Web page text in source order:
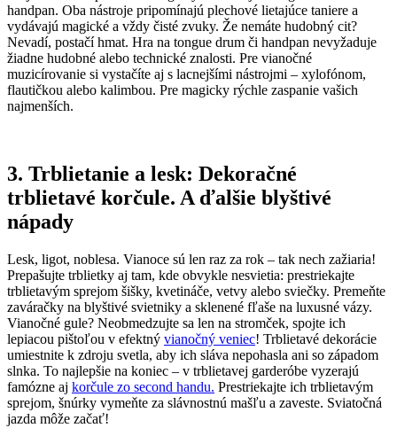
handpan. Oba nástroje pripomínajú plechové lietajúce taniere a
vydávajú magické a vždy čisté zvuky. Že nemáte hudobný cit?
Nevadí, postačí hmat. Hra na tongue drum či handpan nevyžaduje
žiadne hudobné alebo technické znalosti. Pre vianočné
muzicírovanie si vystačíte aj s lacnejšími nástrojmi – xylofónom,
flautičkou alebo kalimbou. Pre magicky rýchle zaspanie vašich
najmenších.
3. Trblietanie a lesk: Dekoračné
trblietavé korčule. A ďalšie blyštivé
nápady
Lesk, ligot, noblesa. Vianoce sú len raz za rok – tak nech zažiaria!
Prepašujte trblietky aj tam, kde obvykle nesvietia: prestriekajte
trblietavým sprejom šišky, kvetináče, vetvy alebo sviečky. Premeňte
zaváračky na blyštivé svietniky a sklenené fľaše na luxusné vázy.
Vianočné gule? Neobmedzujte sa len na stromček, spojte ich
lepiacou pištoľou v efektný vianočný veniec! Trblietavé dekorácie
umiestnite k zdroju svetla, aby ich sláva nepohasla ani so západom
slnka. To najlepšie na koniec – v trblietavej garderóbe vyzerajú
famózne aj korčule zo second handu. Prestriekajte ich trblietavým
sprejom, šnúrky vymeňte za slávnostnú mašľu a zaveste. Sviatočná
jazda môže začať!